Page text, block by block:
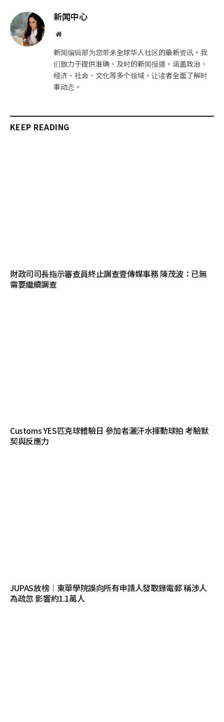
新闻中心
网
新闻编辑部为您带来全球华人社区的最新资讯。我
们致力于提供准确、及时的新闻报道，涵盖政治、
经济、社会、文化等多个领域，让读者全面了解时
事动态。
KEEP READING
財政司司長指示審查員終止調查壹傳媒事務 陳茂波：已無
需要繼續調查
Customs YES匹克球體驗日 參加者灑汗水揮動球拍 考驗默
契與反應力
JUPAS放榜︱東華學院誤向所有申請人發取錄電郵 稱涉人
為疏忽 影響約1.1萬人